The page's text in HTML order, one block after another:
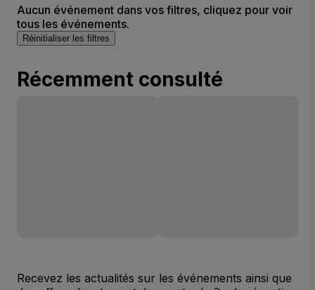
Aucun événement dans vos filtres, cliquez pour voir
tous les événements.
Réinitialiser les filtres
Récemment consulté
Recevez les actualités sur les événements ainsi que